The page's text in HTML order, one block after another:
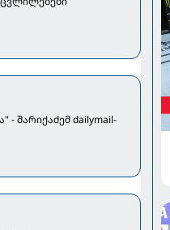
- შარიქაძემ dailymail-